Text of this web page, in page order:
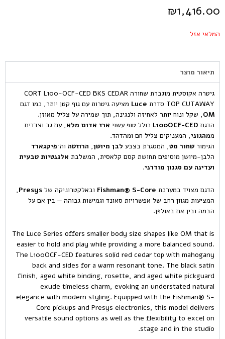
₪1,416.00
המלאי אזל
תיאור מוצר
גיטרה אקוסטית מוגברת שחורה CORT L100-OCF-CED BKS CEDAR
TOP CUTAWAY סדרת
Luce מציעה גיטרות עם גוף קטן יותר, כמו דגם
OM, שקל ונוח יותר לאחיזה ולנגינה, תוך שמירה על צליל מאוזן.
הדגם L100OCF-CED כולל טופ עשוי ארז אדום מלא, עם גב וצדדים
ממהגוני, המעניקים צליל חם ומהדהד.
הגימור שחור מט, המסגרת בצבע לבן מיושן, הרוזטה וה־פיקגארד
הלבן-מיושן מוסיפים תחושת קסם קלאסית, המשלבת אלגנטיות טבעית
ועדינה עם סגנון מודרני.
הדגם מצויד במערכת Fishman® S-Core ובאלקטרוניקה של Presys
,
המציעות מגוון רחב של אפשרויות סאונד וגמישות גבוהה — בין אם על
הבמה ובין אם באולפן.
The Luce Series offers smaller body size shapes like OM that is
easier to hold and play while providing a more balanced sound.
The L100OCF-CED features solid red cedar top with mahogany
back and sides for a warm resonant tone. The black satin
finish, aged white binding, rosette, and aged white pickguard
exude timeless charm, evoking an understated natural
elegance with modern styling. Equipped with the Fishman® S-
Core pickups and Presys electronics, this model delivers
versatile sound options as well as the flexibility to excel on
stage and in the studio.